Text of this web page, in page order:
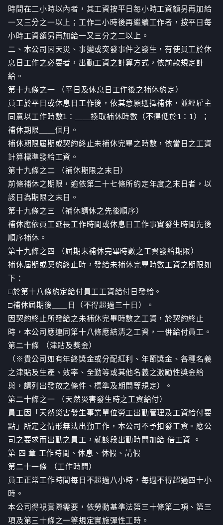
時間在二小時以內者，其工資按平日每小時工資額另再加給
一又三分之一以上；工作二小時後再繼續工作者，按平日每
小時工資額另再加給一又三分之二以上。
二、本公司因天災、事變或突發事件之發生，有使員工於休
息日工作之必要者，出勤工資之計算方式，依前款規定計
給。
第十九條之一 （平日及休息日工作後之補休約定）
員工於平日或休息日工作後，依其意願選擇補休，並經雇主
同意以工作時數1：＿＿換取補休時數（不得低於1：1）；
補休期限＿＿個月。
補休期限屆期或契約終止未補休完畢之時數，依當日之工資
計算標準發給工資。
第十九條之二 （補休期限之末日）
前條補休之期限，逾依第二十七條所約定年度之末日者，以
該日為期限之末日。
第十九條之三 （補休請休之先後順序）
補休應依員工延長工作時間或休息日工作事實發生時間先後
順序補休。
第十九條之四 （屆期未補休完畢時數之工資發給期限）
補休屆期或契約終止時，發給未補休完畢時數工資之期限如
下：
□於第十八條約定給付員工工資給付日發給。
□補休屆期後＿＿日（不得超過三十日）。
因契約終止所發給之未補休完畢時數之工資，於契約終止
時，本公司應連同第十八條應結清之工資，一併給付員工。
第二十條 （津貼及獎金）
（※貴公司如有年終獎金或分配紅利、年節獎金、各種名義
之津貼及生產、效率、全勤等或其他名義之激勵性獎金給
與，請列出發放之條件、標準及期間等規定）。
第二十條之一 （天然災害發生時之工資給付）
員工因「天然災害發生事業單位勞工出勤管理及工資給付要
點」所定之情形無法出勤工作，本公司不予扣發工資。應公
司之要求而出勤之員工，就該段出勤時間加給 倍工資 。
第 四 章 工作時間、休息、休假、請假
第二十一條 （工作時間）
員工正常工作時間每日不超過八小時，每週不得超過四十小
時。
本公司得視實際需要，依勞動基準法第三十條第二項、第三
項及第三十條之一等規定實施彈性工時。